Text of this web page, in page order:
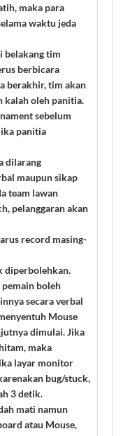
maka para
waktu jeda
belakang tim
berbicara
berakhir, tim akan
kalah oleh panitia.
sebelum
panitia
dilarang
maupun sikap
team lawan
pelanggaran akan
record masing-
diperbolehkan.
boleh
secara verbal
Mouse
dimulai. Jika
maka
layar monitor
bug/stuck,
3 detik.
mati namun
atau Mouse,